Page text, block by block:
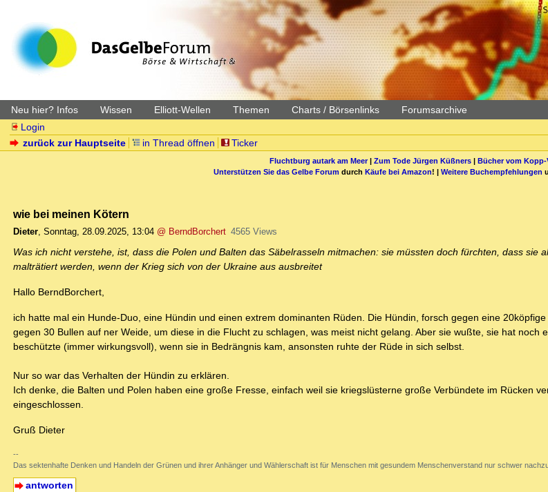
Neu hier? Infos Wissen Elliott-Wellen Themen Charts / Börsenlinks Forumsarchive
Login
zurück zur Hauptseite
in Thread öffnen Ticker
Fluchtburg autark am Meer| Zum Tode Jürgen Küßners| Bücher vom
Unterstützen Sie das Gelbe Forum durch Käufe bei Amazon! | Weitere Buchempfehlungen
wie bei meinen Kötern
Dieter, Sonntag, 28.09.2025, 13:04 @ BerndBorchert 4565 Views
Was ich nicht verstehe, ist, dass die Polen und Balten das Säbelrasseln mitmachen: sie müssten doch fürchten, dass sie
malträtiert werden, wenn der Krieg sich von der Ukraine aus ausbreitet
Hallo BerndBorchert,
ich hatte mal ein Hunde-Duo, eine Hündin und einen extrem dominanten Rüden. Die Hündin, forsch gegen eine
gegen 30 Bullen auf ner Weide, um diese in die Flucht zu schlagen, was meist nicht gelang. Aber sie wußte, sie hat noch
beschützte (immer wirkungsvoll), wenn sie in Bedrängnis kam, ansonsten ruhte der Rüde in sich selbst.
Nur so war das Verhalten der Hündin zu erklären.
Ich denke, die Balten und Polen haben eine große Fresse, einfach weil sie kriegslüsterne große Verbündete im Rücken
eingeschlossen.
Gruß Dieter
--
Das sektenhafte Denken und Handeln der Grünen und ihrer Anhänger und Wählerschaft ist für Menschen mit gesundem Menschenverstand nur schwer
antworten